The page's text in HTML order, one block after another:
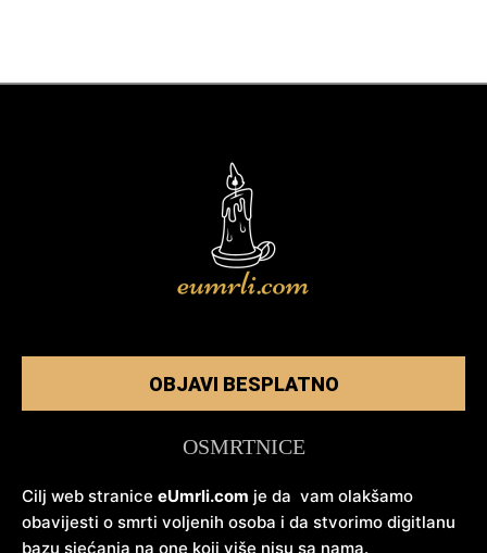
OBJAVI BESPLATNO
OSMRTNICE
Cilj web stranice eUmrli.com je da vam olakšamo
obavijesti o smrti voljenih osoba i da stvorimo digitlanu
bazu sjećanja na one koji više nisu sa nama.